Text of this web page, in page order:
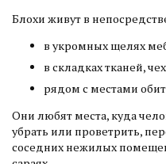
Блохи живут в
в укромных щелях
в складках тканей,
рядом с местами
Они любят места, куда
убрать или проветрить,
соседних нежилых